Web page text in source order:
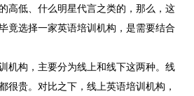
高低、什么明星代言之类的，那么，这
竟选择一家英语培训机构，是需要结合
构，主要分为线上和线下这两种。线
很贵。对比之下，线上英语培训机构，